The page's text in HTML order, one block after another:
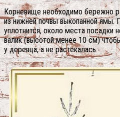
Корневище необходимо бережно
из нижней почвы выкопанной ямы.
уплотнится, около места посадки
валик (высотой менее 10 см)
у деревца, а не растекалась.